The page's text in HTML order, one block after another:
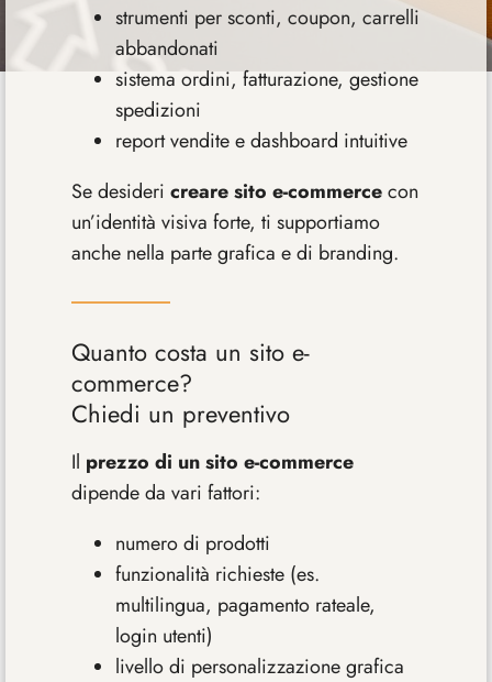
strumenti per sconti, coupon, carrelli
abbandonati
sistema ordini, fatturazione, gestione
spedizioni
report vendite e dashboard intuitive
Se desideri creare sito e-commercecon
un’identità visiva forte, ti supportiamo
anche nella parte grafica e di branding.
Quanto costa un sito e-
commerce?
Chiedi un preventivo
Il prezzo di un sito e-commerce
dipende da vari fattori:
numero di prodotti
funzionalità richieste (es.
multilingua, pagamento rateale,
login utenti)
livello di personalizzazione grafica